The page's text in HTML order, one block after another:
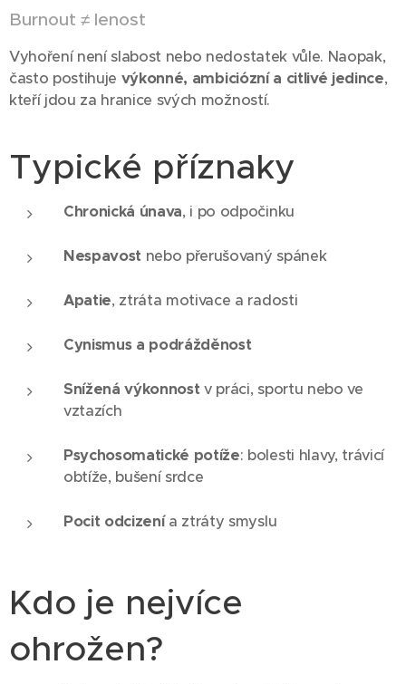
Burnout ≠ lenost
Vyhoření není slabost nebo nedostatek vůle. Naopak,
často postihuje výkonné, ambiciózní a citlivé jedince,
kteří jdou za hranice svých možností.
Typické příznaky
Chronická únava, i po odpočinku
Nespavost nebo přerušovaný spánek
Apatie, ztráta motivace a radosti
Cynismus a podrážděnost
Snížená výkonnost v práci, sportu nebo ve
vztazích
Psychosomatické potíže: bolesti hlavy, trávicí
obtíže, bušení srdce
Pocit odcizenía ztráty smyslu
Kdo je nejvíce
ohrožen?